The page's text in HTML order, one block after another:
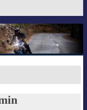
i zapach benzyny :)